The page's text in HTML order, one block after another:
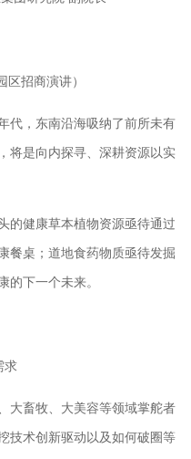
招商演讲）
代，东南沿海吸纳了前所未有
将是向内探寻、深耕资源以实
的健康草本植物资源亟待通过
餐桌；道地食药物质亟待发掘
的下一个未来。
求
大畜牧、大美容等领域掌舵者
技术创新驱动以及如何破圈等